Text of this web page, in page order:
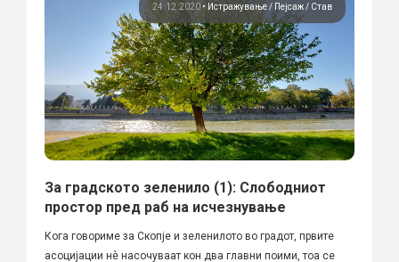
24.12.2020•Истражување Пејсаж Став
За градското зеленило (1): Слободниот
простор пред раб на исчезнување
Кога говориме за Скопје и зеленилото во градот, првите
асоцијации нѐ насочуваат кон два главни поими, тоа се